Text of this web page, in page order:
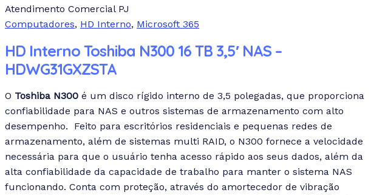
Atendimento Comercial PJ
Computadores, HD Interno, Microsoft 365
HD Interno Toshiba N300 16 TB 3,5′ NAS –
HDWG31GXZSTA
O Toshiba N300 é um disco rígido interno de 3,5 polegadas, que proporciona
confiabilidade para NAS e outros sistemas de armazenamento com alto
desempenho. Feito para escritórios residenciais e pequenas redes de
armazenamento, além de sistemas multi RAID, o N300 fornece a velocidade
necessária para que o usuário tenha acesso rápido aos seus dados, além da
alta confiabilidade da capacidade de trabalho para manter o sistema NAS
funcionando. Conta com proteção, através do amortecedor de vibração